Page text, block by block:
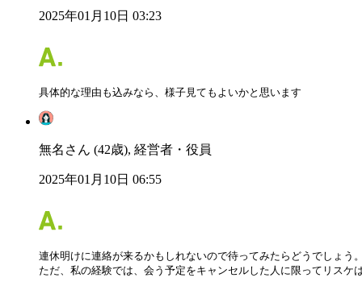
2025年01月10日 03:23
具体的な理由も込みなら、様子見てもよいかと思います
無名さん (42歳), 経営者・役員
2025年01月10日 06:55
連休明けに連絡が来るかもしれないので待ってみたらどうでしょう
ただ、私の経験では、会う予定をキャンセルした人に限ってリス